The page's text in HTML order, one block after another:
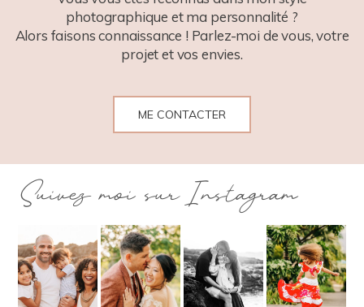
photographique et ma personnalité ?
Alors faisons connaissance ! Parlez-moi de vous, votre
projet et vos envies.
ME CONTACTER
Suivez moi sur Instagram